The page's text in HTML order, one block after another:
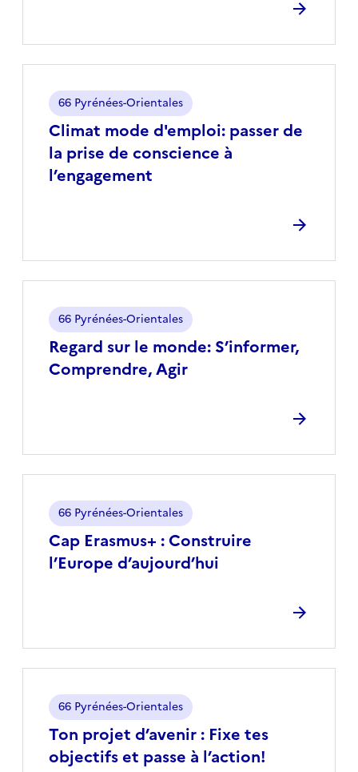
Climat mode d'emploi: passer de
la prise de conscience à
l’engagement
Localisation
66 Pyrénées-Orientales
Regard sur le monde: S’informer,
Comprendre, Agir
Localisation
66 Pyrénées-Orientales
Cap Erasmus+ : Construire
l’Europe d’aujourd’hui
Localisation
66 Pyrénées-Orientales
Ton projet d’avenir : Fixe tes
objectifs et passe à l’action!
Localisation
66 Pyrénées-Orientales